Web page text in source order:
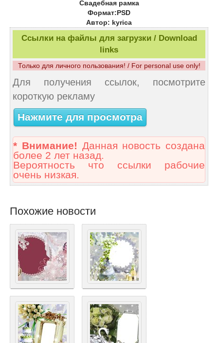
Свадебная рамка
Формат:PSD
Автор: kyrica
Ссылки на файлы для загрузки / Download
links
Только для личного пользования! / For personal use only!
Для получения ссылок, посмотрите
короткую рекламу
Нажмите для просмотра
* Внимание! Данная новость создана
более 2 лет назад.
Вероятность что ссылки рабочие
очень низкая.
Похожие новости